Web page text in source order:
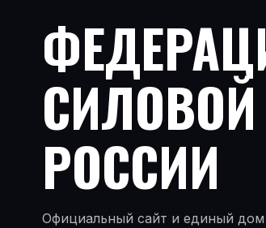
СИЛОВОЙ
РОССИИ
Официальный сайт и единый